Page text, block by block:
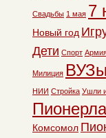
Свадьбы 1 мая 7
Новый год
Дети Спорт
Милиция ВУЗы
НИИ Стройка Ушли
Комсомол